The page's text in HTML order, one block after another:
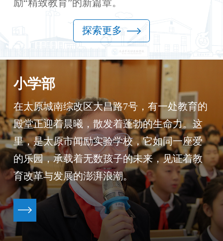
励“精致教育”的新篇章。
探索更多
小学部
在太原城南综改区大昌路7号，有一处教育的
殿堂正迎着晨曦，散发着蓬勃的生命力。这
里，是太原市闻励实验学校，它如同一座爱
的乐园，承载着无数孩子的未来，见证着教
育改革与发展的澎湃浪潮。